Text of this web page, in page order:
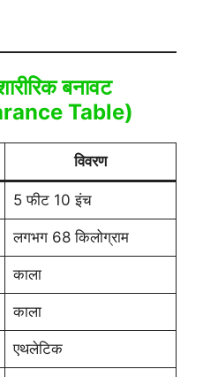
बनावट
Table)
विवरण
5 फीट 10 इंच
लगभग 68 किलोग्राम
काला
काला
एथलेटिक